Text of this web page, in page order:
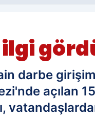
ilgi
darbe
açılan 15